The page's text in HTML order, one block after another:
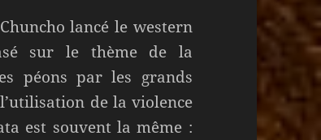
lancé le western
sur le thème de la
péons par les grands
de la violence
est souvent la même :